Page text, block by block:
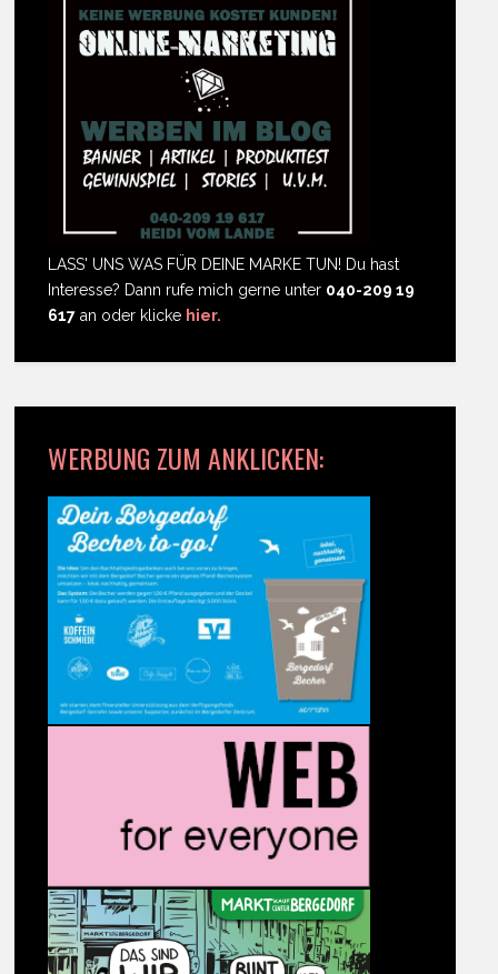
LASS' UNS WAS FÜR DEINE MARKE TUN! Du hast
Interesse? Dann rufe mich gerne unter 040-209 19
617 an oder klicke hier.
WERBUNG ZUM ANKLICKEN: